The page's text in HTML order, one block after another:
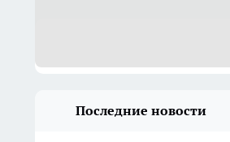
Последние новости